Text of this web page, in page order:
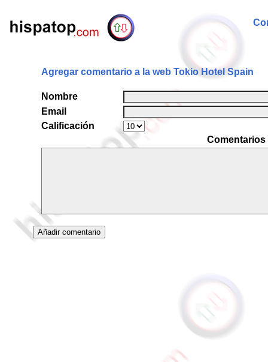
Agregar comentario a la web Tokio Hotel Spain
Nombre
Email
Calificación
Comentarios